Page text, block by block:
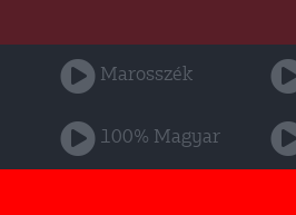
Marosszék
100% Magyar